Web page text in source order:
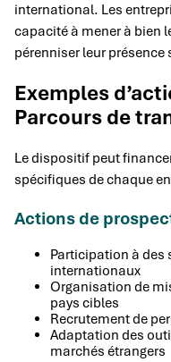
international. Les
capacité à mener à bien
pérenniser leur
Exemples
Parcours de
Le dispositif peut
spécifiques de chaque
Actions de
Participation à
internationaux
Organisation de
pays cibles
Recrutement de
Adaptation des
marchés étrangers